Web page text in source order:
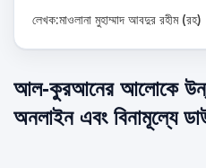
লেখক:মাওলানা মুহাম্মাদ আবদুর রহীম (রহ)
আল-কুরআনের আলোকে
অনলাইন এবং বিনামূল্যে